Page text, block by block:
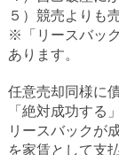
５）競売よりも
※「リースバッ
あります。
任意売却同様に
「絶対成功する
リースバックが
を家賃として支